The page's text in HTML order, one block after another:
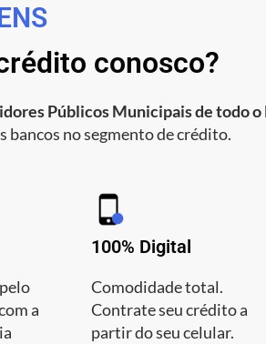
conosco?
Públicos Municipais de todo o
bancos no segmento de crédito.
a
100% Digital
Comodidade total.
Contrate seu crédito a
partir do seu celular.